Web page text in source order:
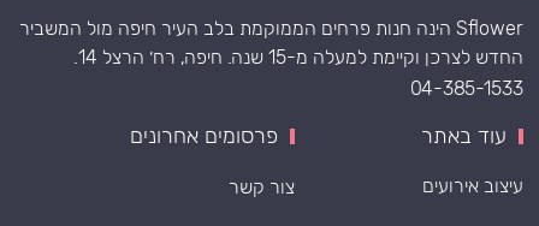
Sflower הינה חנות פרחים הממוקמת בלב העיר חיפה מול המשביר
החדש לצרכן וקיימת למעלה מ-15 שנה. חיפה, רח׳ הרצל 14.
04-385-1533
עוד באתר
עיצוב אירועים
פרסומים אחרונים
צור קשר